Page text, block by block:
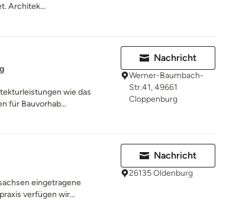
Architek...
von 5 Sternen
wie das
für Bauvorhab...
Nachricht
Werner-Baumbach-
Str.41, 49661
Cloppenburg
eingetragene
verfügen wir...
Nachricht
26135 Oldenburg